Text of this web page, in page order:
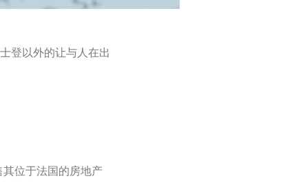
登以外的让与人在出
位于法国的房地产